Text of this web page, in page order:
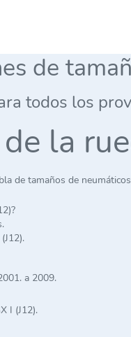
de
todos los
la
de tamaños de
a 2009.
I (J12).